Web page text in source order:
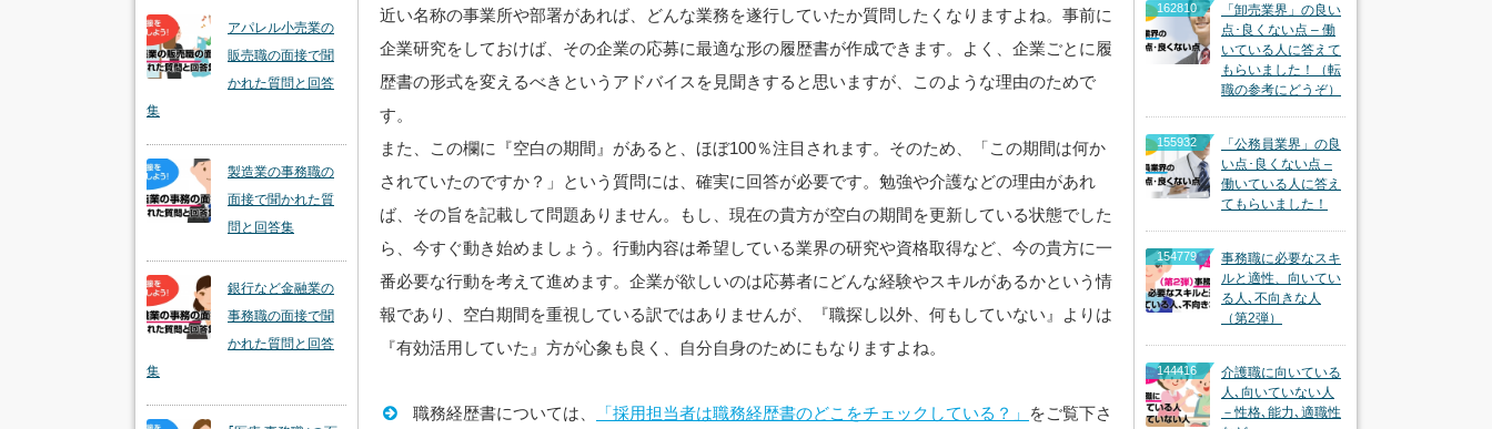
近い名称の事業所や部署があれば、どんな業務を遂行していたか質問したくなりますよね。事前に
企業研究をしておけば、その企業の応募に最適な形の履歴書が作成できます。よく、企業ごとに履
歴書の形式を変えるべきというアドバイスを見聞きすると思いますが、このような理由のためで
す。
また、この欄に『空白の期間』があると、ほぼ100％注目されます。そのため、「この期間は何か
されていたのですか？」という質問には、確実に回答が必要です。勉強や介護などの理由があれ
ば、その旨を記載して問題ありません。もし、現在の貴方が空白の期間を更新している状態でした
ら、今すぐ動き始めましょう。行動内容は希望している業界の研究や資格取得など、今の貴方に一
番必要な行動を考えて進めます。企業が欲しいのは応募者にどんな経験やスキルがあるかという情
報であり、空白期間を重視している訳ではありませんが、『職探し以外、何もしていない』よりは
『有効活用していた』方が心象も良く、自分自身のためにもなりますよね。
職務経歴書については、 「採用担当者は職務経歴書のどこをチェックしている？」
をご覧下さ
アパレル小売業の
販売職の面接で聞
かれた質問と回答
集
製造業の事務職の
面接で聞かれた質
問と回答集
銀行など金融業の
事務職の面接で聞
かれた質問と回答
集
162810
「卸売業界」の良い
点･良くない点 – 働
いている人に答えて
もらいました！（転
職の参考にどうぞ）
155932
「公務員業界」の良
い点･良くない点 –
働いている人に答え
てもらいました！
154779
事務職に必要なスキ
ルと適性、向いてい
る人､不向きな人
（第2弾）
144416
介護職に向いている
人､向いていない人
－性格､能力､適職性